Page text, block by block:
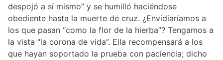
despojó a sí mismo” y se humilló haciéndose
obediente hasta la muerte de cruz. ¿Envidiaríamos a
los que pasan “como la flor de la hierba”? Tengamos a
la vista “la corona de vida”. Ella recompensará a los
que hayan soportado la prueba con paciencia; dicho